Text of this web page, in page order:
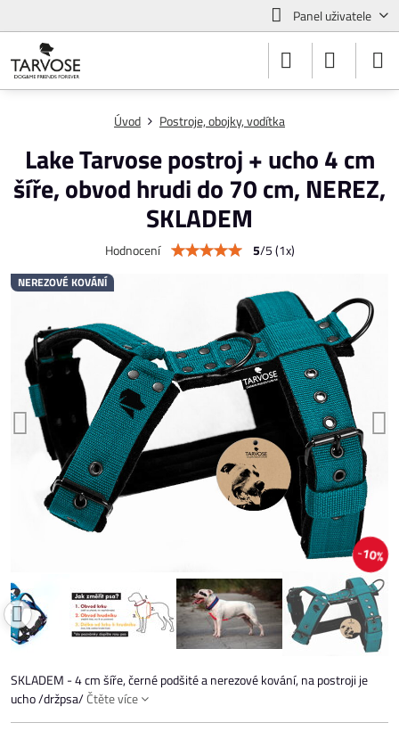
Panel uživatele
NEREZOVÉ KOVÁNÍ
10%
Úvod Postroje, obojky, vodítka
Lake Tarvose postroj + ucho 4 cm
šíře, obvod hrudi do 70 cm, NEREZ,
SKLADEM
Hodnocení 5/5(1x)
SKLADEM - 4 cm šíře, černé podšité a nerezové kování, na postroji je
ucho /držpsa/Čtěte více